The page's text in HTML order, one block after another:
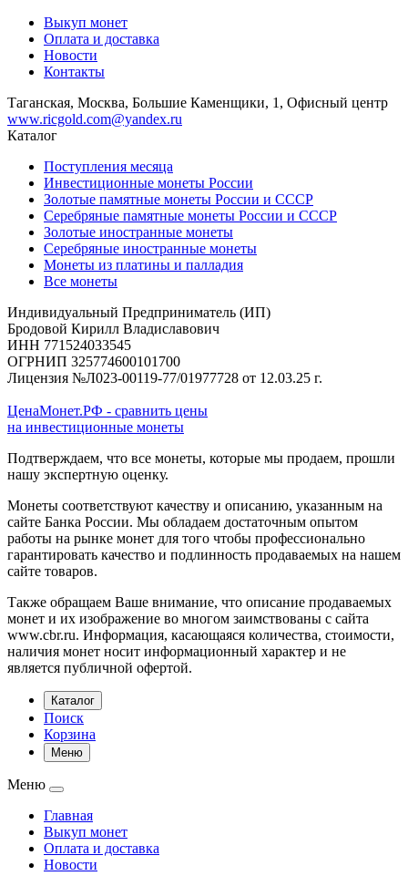
Выкуп монет
Оплата и доставка
Новости
Контакты
Таганская, Москва, Большие Каменщики, 1, Офисный центр
www.ricgold.com@yandex.ru
Каталог
Поступления месяца
Инвестиционные монеты России
Золотые памятные монеты России и СССР
Серебряные памятные монеты России и СССР
Золотые иностранные монеты
Серебряные иностранные монеты
Монеты из платины и палладия
Все монеты
Индивидуальный Предприниматель (ИП)
Бродовой Кирилл Владиславович
ИНН 771524033545
ОГРНИП 325774600101700
Лицензия №Л023-00119-77/01977728 от 12.03.25 г.
ЦенаМонет.РФ - сравнить цены
на инвестиционные монеты
Подтверждаем, что все монеты, которые мы продаем, прошли
нашу экспертную оценку.
Монеты соответствуют качеству и описанию, указанным на
сайте Банка России. Мы обладаем достаточным опытом
работы на рынке монет для того чтобы профессионально
гарантировать качество и подлинность продаваемых на нашем
сайте товаров.
Также обращаем Ваше внимание, что описание продаваемых
монет и их изображение во многом заимствованы с сайта
www.cbr.ru. Информация, касающаяся количества, стоимости,
наличия монет носит информационный характер и не
является публичной офертой.
Каталог
Поиск
Корзина
Меню
Меню
Главная
Выкуп монет
Оплата и доставка
Новости